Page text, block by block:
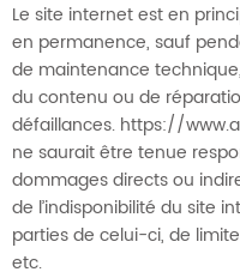
Le site internet est en
en permanence, sauf
de maintenance
du contenu ou de
défaillances. https://
ne saurait être tenue
dommages directs ou
de l’indisponibilité du site
parties de celui-ci, de
etc.